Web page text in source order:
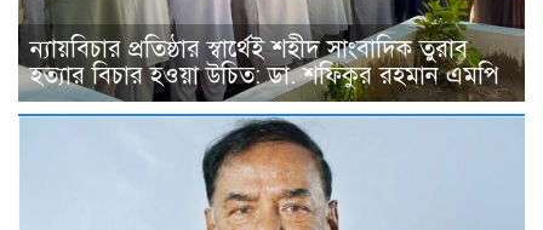
ন্যায়বিচার প্রতিষ্ঠার স্বার্থেই শহীদ সাংবাদিক তুরাব
হত্যার বিচার হওয়া উচিত: ডা. শফিকুর রহমান এমপি